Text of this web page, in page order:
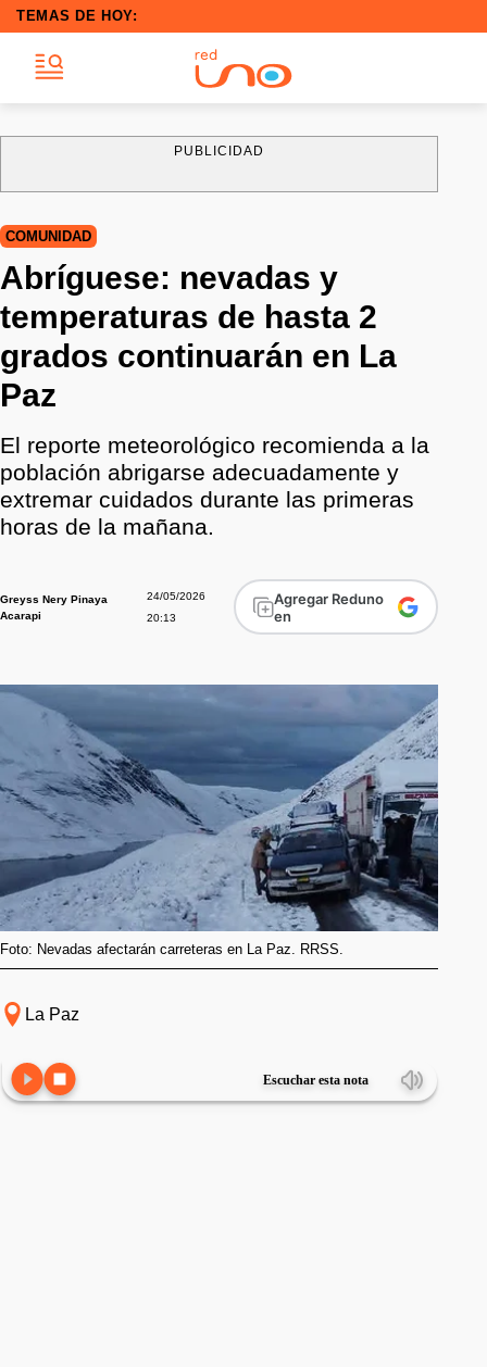
TEMAS DE HOY:
PUBLICIDAD
COMUNIDAD
Abríguese: nevadas y
temperaturas de hasta 2
grados continuarán en La
Paz
El reporte meteorológico recomienda a la
población abrigarse adecuadamente y
extremar cuidados durante las primeras
horas de la mañana.
Greyss Nery Pinaya
Acarapi
24/05/2026
20:13
Agregar Reduno
en
Foto: Nevadas afectarán carreteras en La Paz. RRSS.
La Paz
Escuchar esta nota